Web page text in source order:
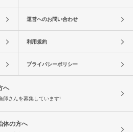
運営へのお問い合わせ
利用規約
プライバシーポリシー
へ
師さんを募集しています!
体の方へ